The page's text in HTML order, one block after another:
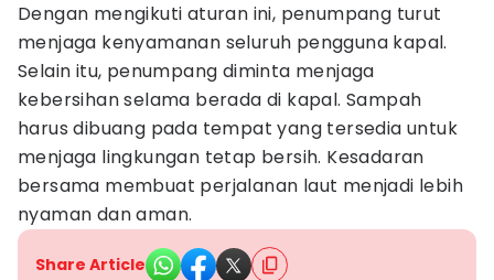
Dengan mengikuti aturan ini, penumpang turut
menjaga kenyamanan seluruh pengguna kapal.
Selain itu, penumpang diminta menjaga
kebersihan selama berada di kapal. Sampah
harus dibuang pada tempat yang tersedia untuk
menjaga lingkungan tetap bersih. Kesadaran
bersama membuat perjalanan laut menjadi lebih
nyaman dan aman.
Share Article